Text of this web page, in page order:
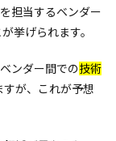
担当するベンダー
挙げられます。
ンダー間での技術
が、これが予想